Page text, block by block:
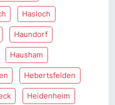
Hasloch
Haundorf
Hausham
Hebertsfelden
Heidenheim